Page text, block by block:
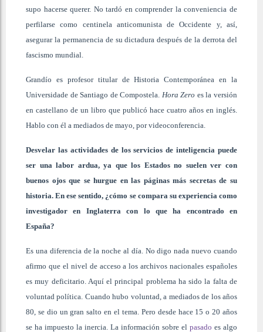
supo hacerse querer. No tardó en comprender la conveniencia de
perfilarse como centinela anticomunista de Occidente y, así,
asegurar la permanencia de su dictadura después de la derrota del
fascismo mundial.
Grandío es profesor titular de Historia Contemporánea en la
Universidade de Santiago de Compostela. Hora Zero es la versión
en castellano de un libro que publicó hace cuatro años en inglés.
Hablo con él a mediados de mayo, por videoconferencia.
Desvelar las actividades de los servicios de inteligencia puede
ser una labor ardua, ya que los Estados no suelen ver con
buenos ojos que se hurgue en las páginas más secretas de su
historia. En ese sentido, ¿cómo se compara su experiencia como
investigador en Inglaterra con lo que ha encontrado en
España?
Es una diferencia de la noche al día. No digo nada nuevo cuando
afirmo que el nivel de acceso a los archivos nacionales españoles
es muy deficitario. Aquí el principal problema ha sido la falta de
voluntad política. Cuando hubo voluntad, a mediados de los años
80, se dio un gran salto en el tema. Pero desde hace 15 o 20 años
se ha impuesto la inercia. La información sobre el pasado es algo